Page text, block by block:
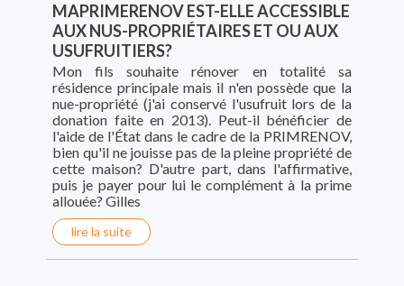
MAPRIMERENOV EST-ELLE ACCESSIBLE
AUX NUS-PROPRIÉTAIRES ET OU AUX
USUFRUITIERS?
Mon fils souhaite rénover en totalité sa
résidence principale mais il n'en possède que la
nue-propriété (j'ai conservé l'usufruit lors de la
donation faite en 2013). Peut-il bénéficier de
l'aide de l'État dans le cadre de la PRIMRENOV,
bien qu'il ne jouisse pas de la pleine propriété de
cette maison? D'autre part, dans l'affirmative,
puis je payer pour lui le complément à la prime
allouée? Gilles
lire la suite